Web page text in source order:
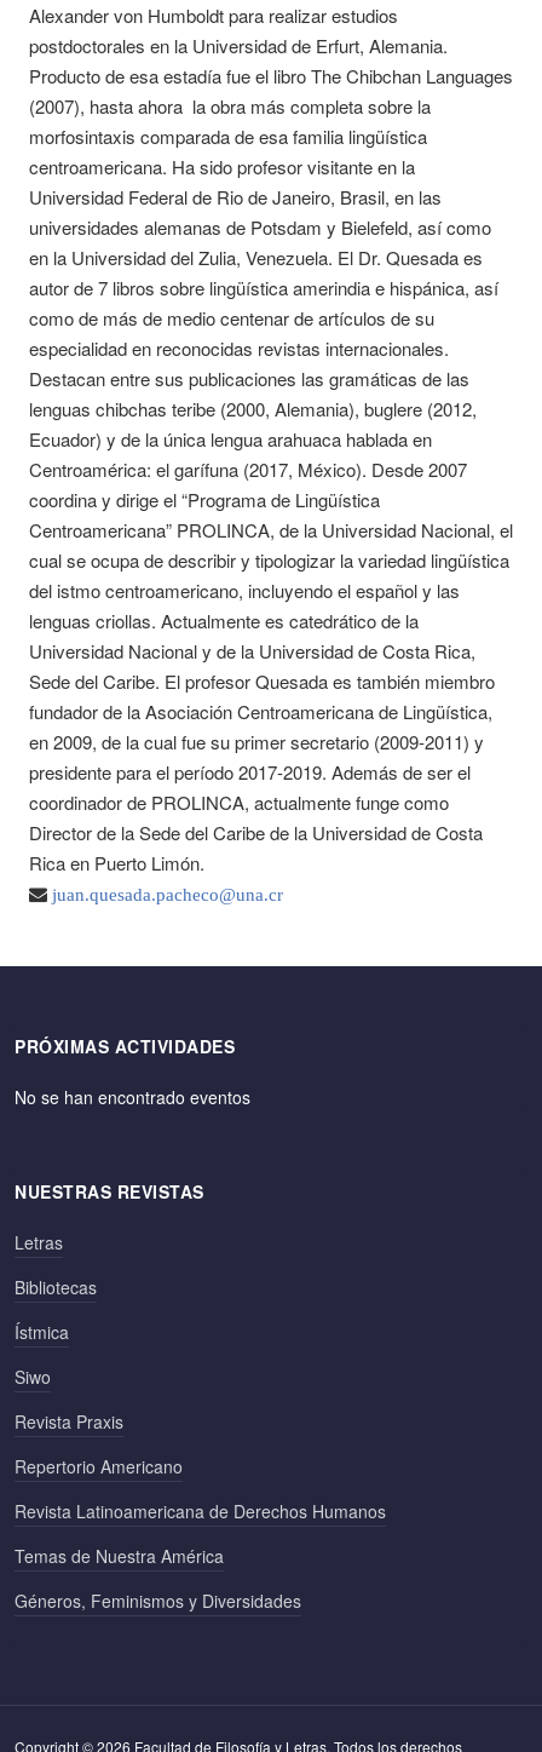
Alexander von Humboldt para realizar estudios
postdoctorales en la Universidad de Erfurt, Alemania.
Producto de esa estadía fue el libro The Chibchan Languages
(2007), hasta ahora la obra más completa sobre la
morfosintaxis comparada de esa familia lingüística
centroamericana. Ha sido profesor visitante en la
Universidad Federal de Rio de Janeiro, Brasil, en las
universidades alemanas de Potsdam y Bielefeld, así como
en la Universidad del Zulia, Venezuela. El Dr. Quesada es
autor de 7 libros sobre lingüística amerindia e hispánica, así
como de más de medio centenar de artículos de su
especialidad en reconocidas revistas internacionales.
Destacan entre sus publicaciones las gramáticas de las
lenguas chibchas teribe (2000, Alemania), buglere (2012,
Ecuador) y de la única lengua arahuaca hablada en
Centroamérica: el garífuna (2017, México). Desde 2007
coordina y dirige el “Programa de Lingüística
Centroamericana” PROLINCA, de la Universidad Nacional, el
cual se ocupa de describir y tipologizar la variedad lingüística
del istmo centroamericano, incluyendo el español y las
lenguas criollas. Actualmente es catedrático de la
Universidad Nacional y de la Universidad de Costa Rica,
Sede del Caribe. El profesor Quesada es también miembro
fundador de la Asociación Centroamericana de Lingüística,
en 2009, de la cual fue su primer secretario (2009-2011) y
presidente para el período 2017-2019. Además de ser el
coordinador de PROLINCA, actualmente funge como
Director de la Sede del Caribe de la Universidad de Costa
Rica en Puerto Limón.
juan.quesada.pacheco@una.cr
PRÓXIMAS ACTIVIDADES
No se han encontrado eventos
NUESTRAS REVISTAS
Letras
Bibliotecas
Ístmica
Siwo
Revista Praxis
Repertorio Americano
Revista Latinoamericana de Derechos Humanos
Temas de Nuestra América
Géneros, Feminismos y Diversidades
Copyright © 2026 Facultad de Filosofía y Letras. Todos los derechos